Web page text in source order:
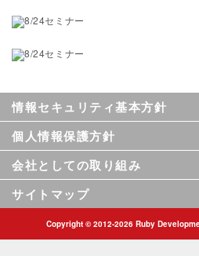
情報セキュリティ基本方針
個人情報保護方針
会社としての取り組み
サイトマップ
Copyright © 2012-2026 Ruby